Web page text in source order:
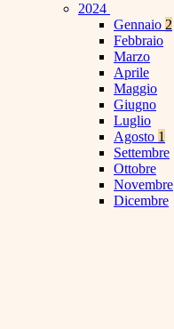
2024
Gennaio 2
Febbraio
Marzo
Aprile
Maggio
Giugno
Luglio
Agosto 1
Settembre
Ottobre
Novembre
Dicembre